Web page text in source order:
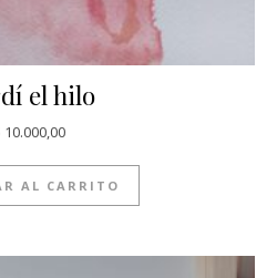
el hilo
10.000,00
AL CARRITO